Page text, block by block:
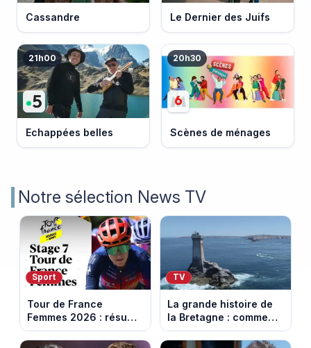
Cassandre Le Dernier des Juifs
21h00
Echappées belles
20h30
Scènes de ménages
Notre sélection News TV
Sport
Tour de France
Femmes 2026 : résumé
vidéo de la 7e étape
avec l'ascension du
TV
La grande histoire de
la Bretagne : comment
les Bretons ont
défendu leur culture